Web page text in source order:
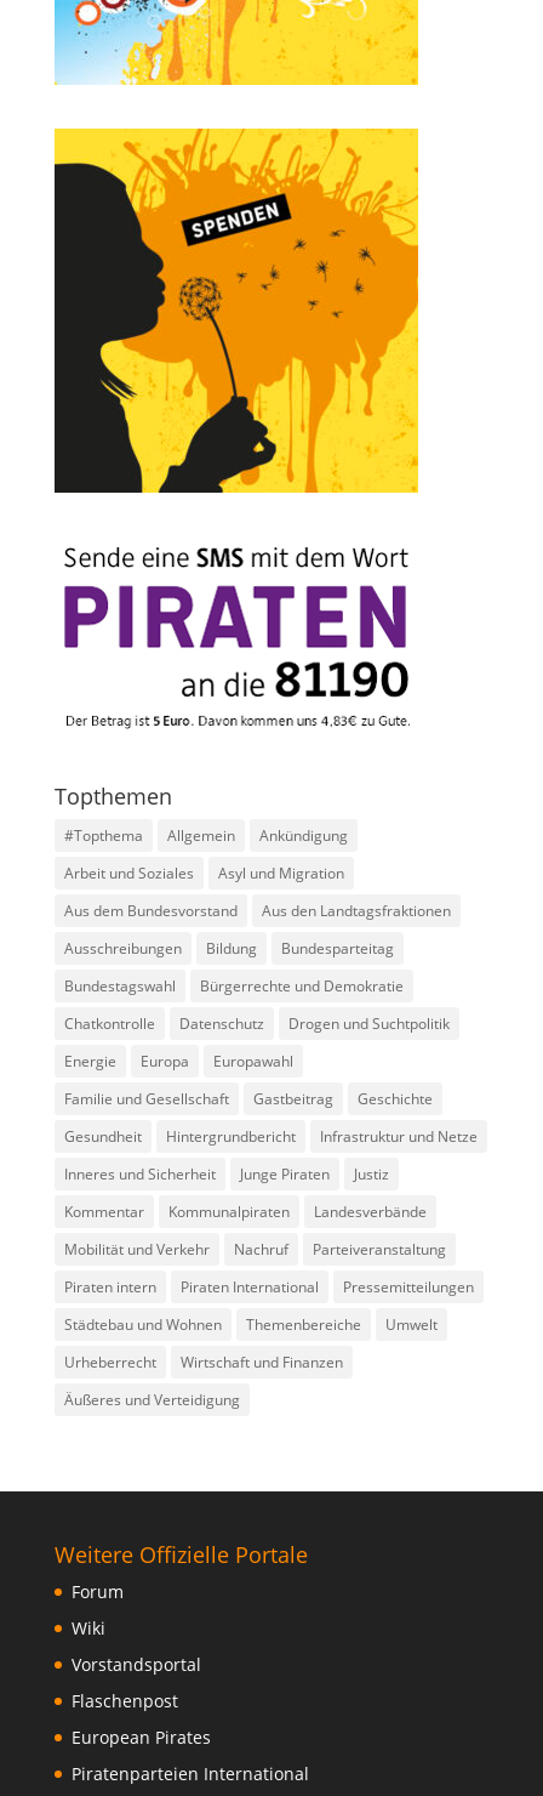
Topthemen
#Topthema Allgemein
Ankündigung
Arbeit und Soziales
Asyl und Migration
Aus dem Bundesvorstand
Aus den Landtagsfraktionen
Ausschreibungen
Bildung
Bundesparteitag
Bundestagswahl
Bürgerrechte und Demokratie
Chatkontrolle
Datenschutz
Drogen und Suchtpolitik
Energie
Europa
Europawahl
Familie und Gesellschaft
Gastbeitrag
Geschichte
Gesundheit
Hintergrundbericht
Infrastruktur und Netze
Inneres und Sicherheit
Junge Piraten
Justiz
Kommentar
Kommunalpiraten
Landesverbände
Mobilität und Verkehr
Nachruf
Parteiveranstaltung
Piraten intern
Piraten International
Pressemitteilungen
Städtebau und Wohnen
Themenbereiche
Umwelt
Urheberrecht
Wirtschaft und Finanzen
Äußeres und Verteidigung
Weitere Offizielle Portale
Forum
Wiki
Vorstandsportal
Flaschenpost
European Pirates
Piratenparteien International